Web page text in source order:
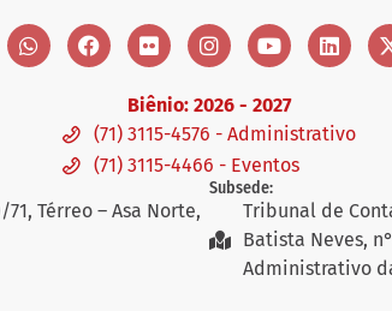
Biênio: 2026 - 2027
(71) 3115-4576 - Administrativo
(71) 3115-4466 - Eventos
Térreo – Asa Norte,
Subsede:
Tribunal de
Batista Neves,
Administrativo